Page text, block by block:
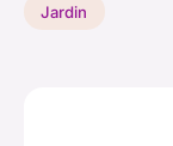
Jardin